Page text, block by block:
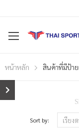
หน้าหลัก สินค้าที่มีป้า
Sort by: